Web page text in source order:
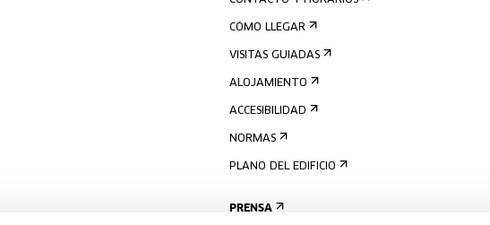
CÓMO LLEGAR
VISITAS GUIADAS
ALOJAMIENTO
ACCESIBILIDAD
NORMAS
PLANO DEL EDIFICIO
PRENSA